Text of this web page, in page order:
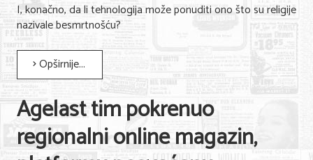
Nega lica i tela
Shopping
Sve za venčanje
Sve za decu
Kuća i bašta
I, konačno, da li tehnologija može ponuditi ono što su religije
nazivale besmrtnošću?
Opširnije...
Agelast tim pokrenuo
regionalni online magazin,